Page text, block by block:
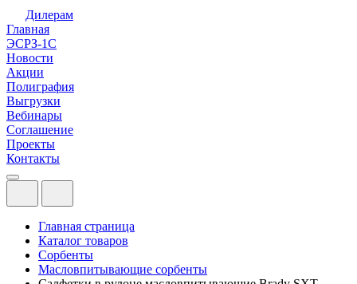
Дилерам
Главная
ЭСРЗ-1С
Новости
Акции
Полиграфия
Выгрузки
Вебинары
Соглашение
Проекты
Контакты
Главная страница
Каталог товаров
Сорбенты
Масловпитывающие сорбенты